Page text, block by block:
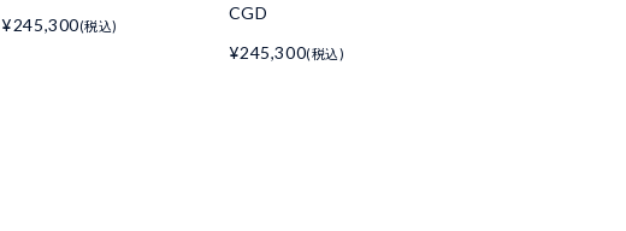
¥245,300(税込)
CGD
¥245,300(税込)